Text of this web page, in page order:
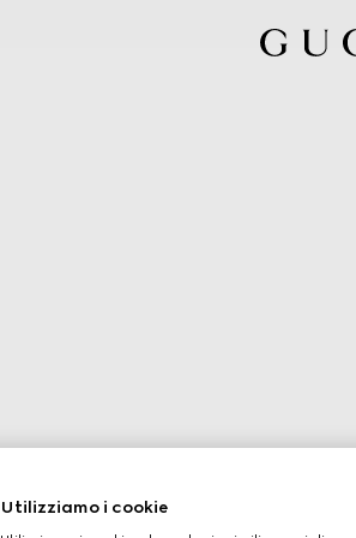
Utilizziamo i cookie